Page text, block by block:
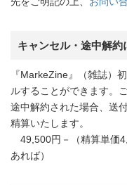
キャンセル・途中解約
『MarkeZine』（雑誌）
ルすることができます。
途中解約された場合、送
精算いたします。
49,500円－（精算単価
あれば）